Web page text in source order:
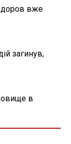
вже
загинув,
в